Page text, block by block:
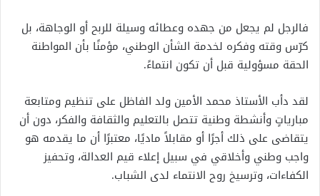
فالرجل لم يجعل من جهده وعطائه وسيلة للربح أو الوجاهة، بل
كرّس وقته وفكره لخدمة الشأن الوطني، مؤمنًا بأن المواطنة
الحقة مسؤولية قبل أن تكون انتماءً.
لقد دأب الأستاذ محمد الأمين ولد الفاظل على تنظيم ومتابعة
مبارياتٍ وأنشطة وطنية تتصل بالتعليم والثقافة والفكر، دون أن
يتقاضى على ذلك أجرًا أو مقابلاً ماديًا، معتبرًا أن ما يقدمه هو
واجب وطني وأخلاقي في سبيل إعلاء قيم العدالة، وتحفيز
الكفاءات، وترسيخ روح الانتماء لدى الشباب.